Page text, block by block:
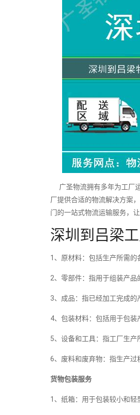
广圣物流拥有多年为工厂
厂提供合适的物流解决方案
门的一站式物流运输服务，
深圳到吕梁
1、原材料：包括生产所需的
2、零部件：指用于组装产品
3、成品：指已经加工完成的
4、包装材料：包括用于包装
5、设备和工具：指工厂生产
6、废料和废弃物：指生产过
货物包装服务
1、纸箱：用于包装较小和轻